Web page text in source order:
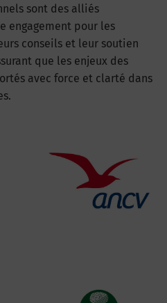
sont des alliés
engagement pour les
conseils et leur soutien
que les enjeux des
avec force et clarté dans